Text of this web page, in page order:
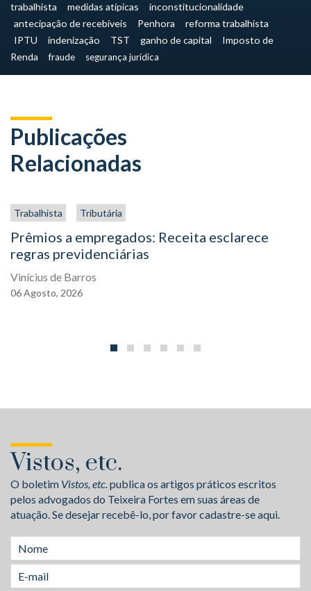
trabalhista
medidas atípicas
inconstitucionalidade
antecipação de recebíveis
Penhora
reforma trabalhista
IPTU
indenização TST ganho de capital
Imposto de
Renda
fraude segurança jurídica
Publicações
Relacionadas
Trabalhista Tributária
Prêmios a empregados: Receita esclarece
regras previdenciárias
Vinícius de Barros
06Agosto, 2026
Vistos, etc.
O boletim Vistos, etc.publica os artigos práticos escritos
pelos advogados do Teixeira Fortes em suas áreas de
atuação. Se desejar recebê-lo, por favor cadastre-se aqui.